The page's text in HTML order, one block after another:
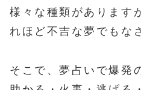
様々な種類があります
れほど不吉な夢でもな
そこで、夢占いで爆発